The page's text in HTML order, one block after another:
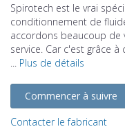
Spirotech est le vrai
conditionnement de
accordons beaucoup de
service. Car c'est grâce
... Plus de détails
Commencer à suivre
Contacter le fabricant